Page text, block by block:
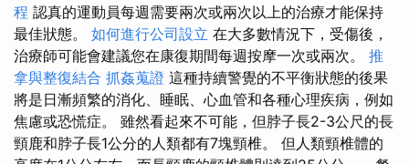
程 認真的運動員每週需要兩次或兩次以上的治療才能保持
最佳狀態。 如何進行公司設立 在大多數情況下，受傷後，
治療師可能會建議您在康復期間每週按摩一次或兩次。 推
拿與整復結合 抓姦蒐證 這種持續警覺的不平衡狀態的後果
將是日漸頻繁的消化、睡眠、心血管和各種心理疾病，例如
焦慮或恐慌症。 雖然看起來不可能，但脖子長2-3公尺的長
頸鹿和脖子長1公分的人類都有7塊頸椎。 但人類頸椎體的